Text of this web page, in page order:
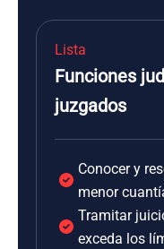
Lista
Funciones
juzgados
Conocer y
menor
Tramitar
exceda los